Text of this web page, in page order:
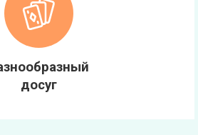
досуг